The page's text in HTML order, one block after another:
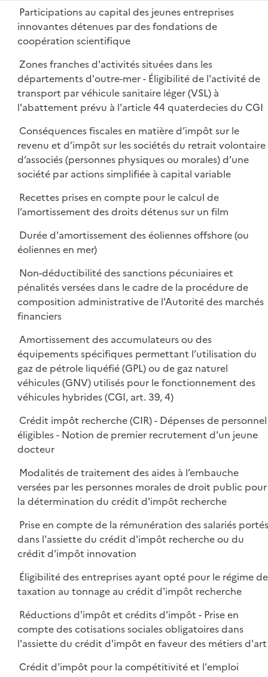
Participations au capital des jeunes entreprises
innovantes détenues par des fondations de
coopération scientifique
Zones franches d'activités situées dans les
départements d'outre-mer - Éligibilité de l'activité de
transport par véhicule sanitaire léger (VSL) à
l'abattement prévu à l'article 44 quaterdecies du CGI
Conséquences fiscales en matière d’impôt sur le
revenu et d’impôt sur les sociétés du retrait volontaire
d’associés (personnes physiques ou morales) d’une
société par actions simplifiée à capital variable
Recettes prises en compte pour le calcul de
l’amortissement des droits détenus sur un film
Durée d'amortissement des éoliennes offshore (ou
éoliennes en mer)
Non-déductibilité des sanctions pécuniaires et
pénalités versées dans le cadre de la procédure de
composition administrative de l'Autorité des marchés
financiers
Amortissement des accumulateurs ou des
équipements spécifiques permettant l’utilisation du
gaz de pétrole liquéfié (GPL) ou de gaz naturel
véhicules (GNV) utilisés pour le fonctionnement des
véhicules hybrides (CGI, art. 39, 4)
Crédit impôt recherche (CIR) - Dépenses de personnel
éligibles - Notion de premier recrutement d'un jeune
docteur
Modalités de traitement des aides à l’embauche
versées par les personnes morales de droit public pour
la détermination du crédit d'impôt recherche
Prise en compte de la rémunération des salariés
dans l'assiette du crédit d'impôt recherche ou du
crédit d'impôt innovation
Éligibilité des entreprises ayant opté pour le régime de
taxation au tonnage au crédit d'impôt recherche
Réductions d'impôt et crédits d'impôt - Prise en
compte des cotisations sociales obligatoires dans
l'assiette du crédit d'impôt en faveur des métiers d'art
Crédit d'impôt pour la compétitivité et l'emploi